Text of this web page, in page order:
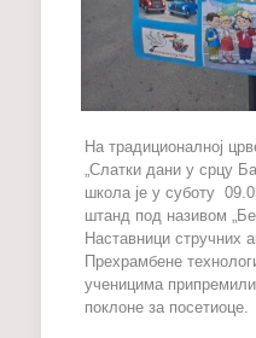
На традиционалној
„Слатки дани у срцу
школа је у суботу
штанд под називом
Наставници стручних
Прехрамбене
ученицима
поклоне за посетиоце.